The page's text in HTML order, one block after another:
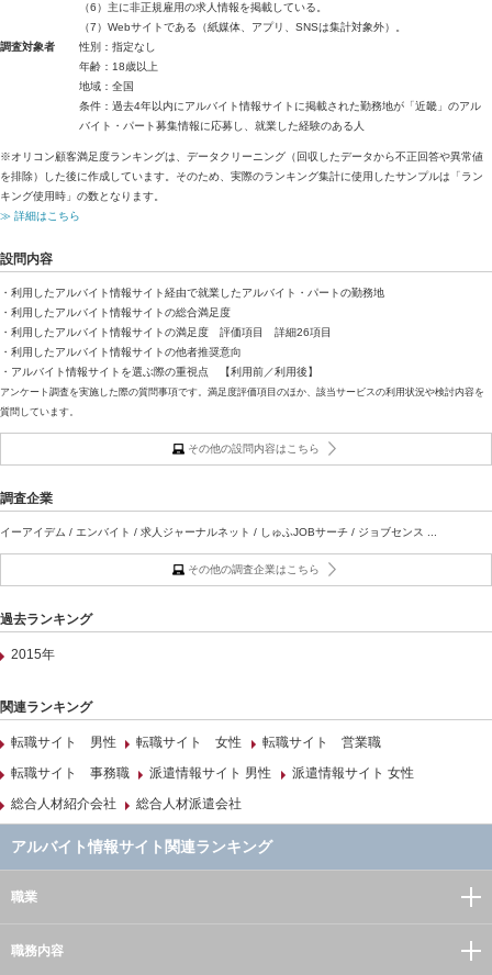
（6）主に非正規雇用の求人情報を掲載している。
（7）Webサイトである（紙媒体、アプリ、SNSは集計対象外）。
調査対象者
性別：指定なし
年齢：18歳以上
地域：全国
条件：過去4年以内にアルバイト情報サイトに掲載された勤務地が「近畿」のアル
バイト・パート募集情報に応募し、就業した経験のある人
※オリコン顧客満足度ランキングは、データクリーニング（回収したデータから不正回答や異常値
を排除）した後に作成しています。そのため、実際のランキング集計に使用したサンプルは「ラン
キング使用時」の数となります。
≫ 詳細はこちら
設問内容
・利用したアルバイト情報サイト経由で就業したアルバイト・パートの勤務地
・利用したアルバイト情報サイトの総合満足度
・利用したアルバイト情報サイトの満足度 評価項目 詳細26項目
・利用したアルバイト情報サイトの他者推奨意向
・アルバイト情報サイトを選ぶ際の重視点 【利用前／利用後】
アンケート調査を実施した際の質問事項です。満足度評価項目のほか、該当サービスの利用状況や検討内容を
質問しています。
その他の設問内容はこちら
調査企業
イーアイデム / エンバイト / 求人ジャーナルネット / しゅふJOBサーチ / ジョブセンス ...
その他の調査企業はこちら
過去ランキング
2015年
関連ランキング
転職サイト 男性 転職サイト 女性
転職サイト 営業職
転職サイト 事務職
派遣情報サイト 男性
派遣情報サイト 女性
総合人材紹介会社
総合人材派遣会社
アルバイト情報サイト関連ランキング
職業
職務内容